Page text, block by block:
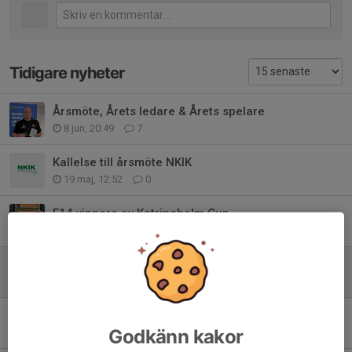
Tidigare nyheter
Årsmöte, Årets ledare & Årets spelare
8 jun, 20:49 7
Kallelse till årsmöte NKIK
19 maj, 12:52 0
F14 vinnare av Katrineholm Cup
24 feb, 16:01 0
Godkänn kakor